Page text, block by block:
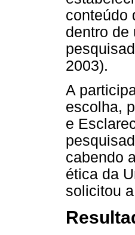
conteúdo
dentro de
2003).
A
escolha,
e
cabendo
ética da
solicitou